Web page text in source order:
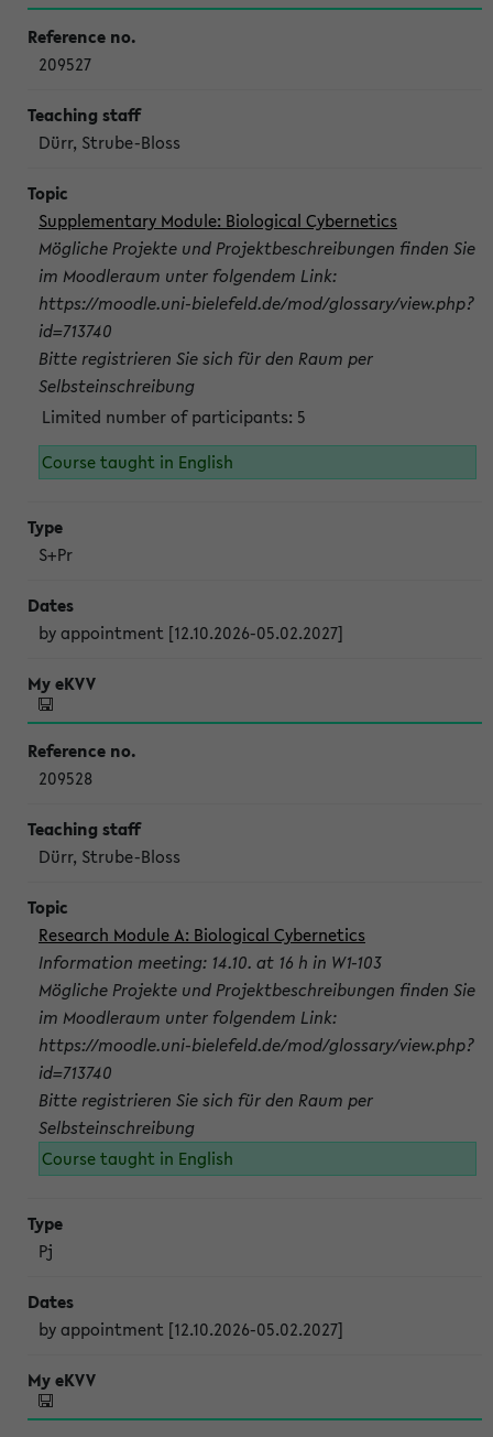
209527
Dürr, Strube-Bloss
Supplementary Module: Biological Cybernetics
Mögliche Projekte und Projektbeschreibungen finden Sie
im Moodleraum unter folgendem Link:
https://moodle.uni-bielefeld.de/mod/glossary/view.php?
id=713740
Bitte registrieren Sie sich für den Raum per
Selbsteinschreibung
Limited number of participants: 5
Course taught in English
S+Pr
by appointment [12.10.2026-05.02.2027]
209528
Dürr, Strube-Bloss
Research Module A: Biological Cybernetics
Information meeting: 14.10. at 16 h in W1-103
Mögliche Projekte und Projektbeschreibungen finden Sie
im Moodleraum unter folgendem Link:
https://moodle.uni-bielefeld.de/mod/glossary/view.php?
id=713740
Bitte registrieren Sie sich für den Raum per
Selbsteinschreibung
Course taught in English
Pj
by appointment [12.10.2026-05.02.2027]